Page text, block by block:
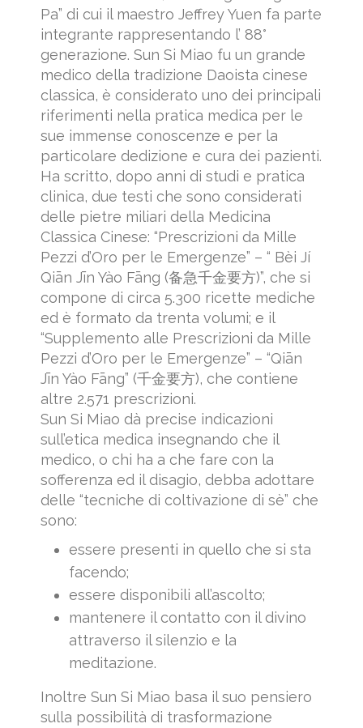
Pa” di cui il maestro Jeffrey Yuen fa parte
integrante rappresentando l’ 88°
generazione. Sun Si Miao fu un grande
medico della tradizione Daoista cinese
classica, è considerato uno dei principali
riferimenti nella pratica medica per le
sue immense conoscenze e per la
particolare dedizione e cura dei pazienti.
Ha scritto, dopo anni di studi e pratica
clinica, due testi che sono considerati
delle pietre miliari della Medicina
Classica Cinese: “Prescrizioni da Mille
Pezzi d’Oro per le Emergenze” – “ Bèi Jí
Qiān Jīn Yào Fāng (备急千金要方)”, che si
compone di circa 5.300 ricette mediche
ed è formato da trenta volumi; e il
“Supplemento alle Prescrizioni da Mille
Pezzi d’Oro per le Emergenze” – “Qiān
Jīn Yào Fāng” (千金要方), che contiene
altre 2.571 prescrizioni.
Sun Si Miao dà precise indicazioni
sull’etica medica insegnando che il
medico, o chi ha a che fare con la
sofferenza ed il disagio, debba adottare
delle “tecniche di coltivazione di sè” che
sono:
essere presenti in quello che si sta
facendo;
essere disponibili all’ascolto;
mantenere il contatto con il divino
attraverso il silenzio e la
meditazione.
Inoltre Sun Si Miao basa il suo pensiero
sulla possibilità di trasformazione